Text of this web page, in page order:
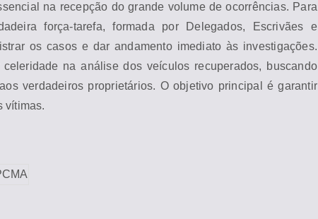
na recepção do grande volume de ocorrências. Para
força-tarefa, formada por Delegados, Escrivães e
os casos e dar andamento imediato às investigações.
celeridade na análise dos veículos recuperados, buscando
verdadeiros proprietários. O objetivo principal é garantir
vítimas.